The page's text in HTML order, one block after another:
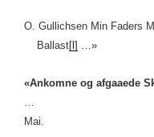
O. Gullichsen Min Faders
Ballast[l] …»
«Ankomne og afgaaede
Mai.